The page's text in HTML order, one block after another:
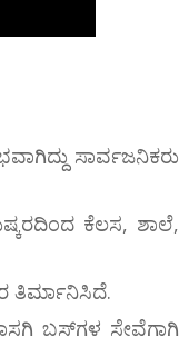
ಸಾರ್ವಜನಿಕರು
ಕೆಲಸ, ಶಾಲೆ,
ತಿರ್ಮಾನಿಸಿದೆ.
ಬಸ್‌ಗಳ ಸೇವೆಗಾಗಿ